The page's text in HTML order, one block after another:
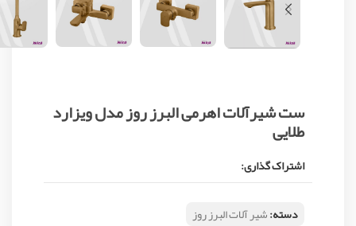
ست شیرآلات اهرمی البرز روز مدل ویزارد
طلایی
اشتراک گذاری:
دسته:شیر آلات البرز روز